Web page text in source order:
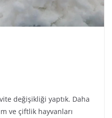
değişikliği yaptık. Daha
ve çiftlik hayvanları